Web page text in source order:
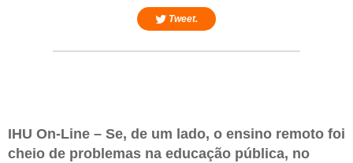
Tweet.
IHU On-Line – Se, de um lado, o ensino remoto foi
cheio de problemas na educação pública, no